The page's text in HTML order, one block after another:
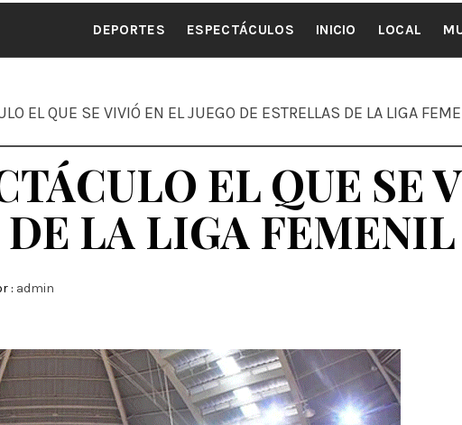
DEPORTES ESPECTÁCULOS INICIO LOCAL
EL QUE SE VIVIÓ EN EL JUEGO DE ESTRELLAS DE LA LIGA
EL QUE SE
LA LIGA
: admin